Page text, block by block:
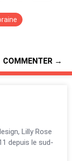
COMMENTER →
Lilly Rose
depuis le sud-